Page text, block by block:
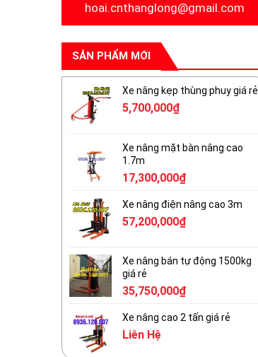
hoai.cnthanglong@gmail.com
SẢN PHẨM MỚI
Xe nâng kẹp thùng phuy giá rẻ
5,700,000₫
Xe nâng mặt bàn nâng cao
1.7m
17,300,000₫
Xe nâng điện nâng cao 3m
57,200,000₫
Xe nâng bán tự động 1500kg
giá rẻ
35,750,000₫
Xe nâng cao 2 tấn giá rẻ
Liên Hệ